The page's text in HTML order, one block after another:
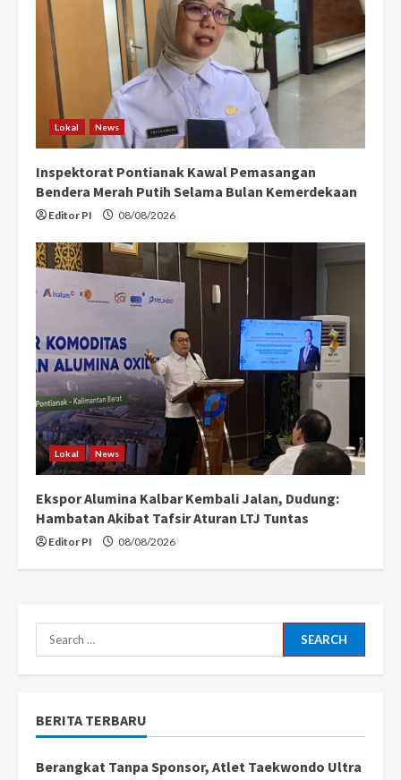
Lokal News
Inspektorat Pontianak Kawal Pemasangan
Bendera Merah Putih Selama Bulan Kemerdekaan
Editor PI 08/08/2026
Lokal News
Ekspor Alumina Kalbar Kembali Jalan, Dudung:
Hambatan Akibat Tafsir Aturan LTJ Tuntas
Editor PI 08/08/2026
Search
for:
BERITA TERBARU
Berangkat Tanpa Sponsor, Atlet Taekwondo Ultra